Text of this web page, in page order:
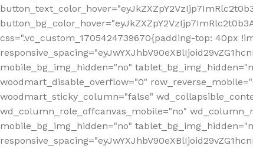
css=".vc_custom_1705424739670{padding-top: 40px
mobile_bg_img_hidden="no"
woodmart_disable_overflow="0"
woodmart_sticky_column="false"
wd_column_role_offcanvas_mobile="no"
mobile_bg_img_hidden="no"